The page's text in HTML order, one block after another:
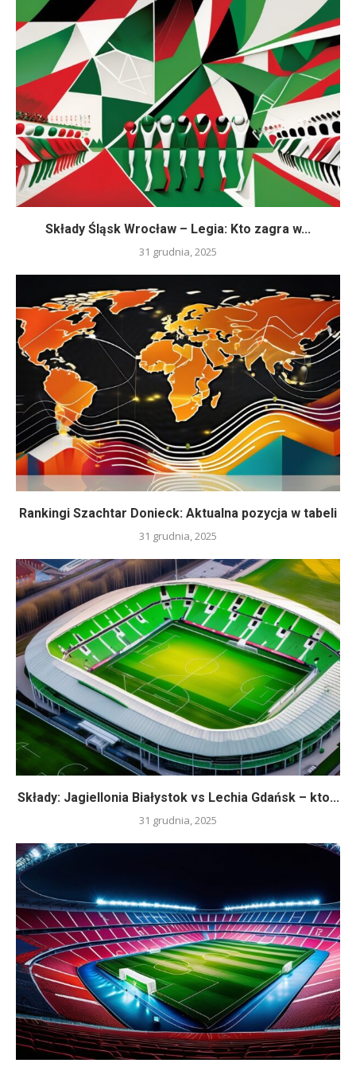
Składy Śląsk Wrocław – Legia: Kto zagra w...
31 grudnia, 2025
Rankingi Szachtar Donieck: Aktualna pozycja w tabeli
31 grudnia, 2025
Składy: Jagiellonia Białystok vs Lechia Gdańsk – kto...
31 grudnia, 2025